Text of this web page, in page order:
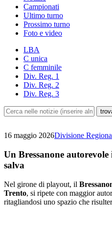
Campionati
Ultimo turno
Prossimo turno
Foto e video
LBA
C unica
C femminile
Div. Reg. 1
Div. Reg. 2
Div. Reg. 3
16 maggio 2026Divisione
Un Bressanone
salva
Nel girone di playout, il
Trento, si ripete con maggior
ritagliandosi uno spazio che